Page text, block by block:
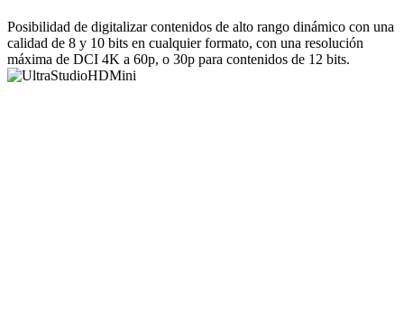
Posibilidad de digitalizar contenidos de alto rango dinámico con una
calidad de 8 y 10 bits en cualquier formato, con una resolución
máxima de DCI 4K a 60p, o 30p para contenidos de 12 bits.